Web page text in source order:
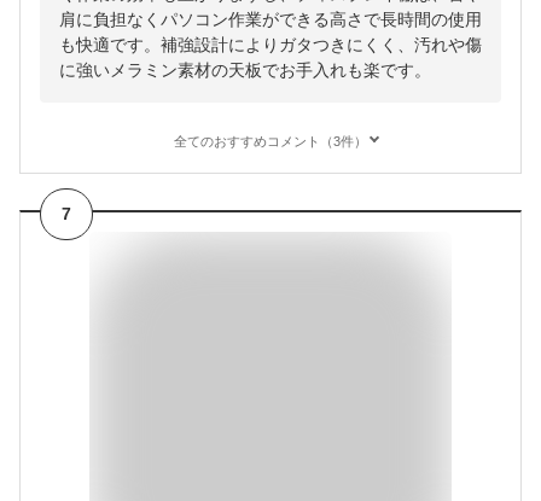
肩に負担なくパソコン作業ができる高さで長時間の使用
も快適です。補強設計によりガタつきにくく、汚れや傷
に強いメラミン素材の天板でお手入れも楽です。
全てのおすすめコメント（3件）
7